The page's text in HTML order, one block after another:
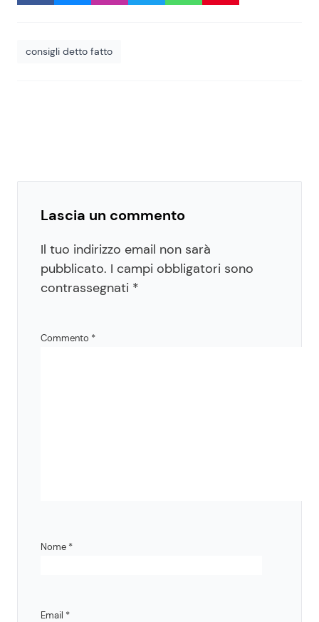
consigli detto fatto
Lascia un commento
Il tuo indirizzo email non sarà
pubblicato. I campi obbligatori sono
contrassegnati *
Commento *
Nome *
Email *